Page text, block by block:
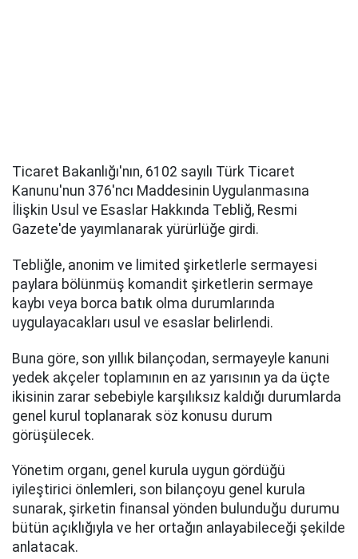
Ticaret Bakanlığı'nın, 6102 sayılı Türk Ticaret
Kanunu'nun 376'ncı Maddesinin Uygulanmasına
İlişkin Usul ve Esaslar Hakkında Tebliğ, Resmi
Gazete'de yayımlanarak yürürlüğe girdi.
Tebliğle, anonim ve limited şirketlerle sermayesi
paylara bölünmüş komandit şirketlerin sermaye
kaybı veya borca batık olma durumlarında
uygulayacakları usul ve esaslar belirlendi.
Buna göre, son yıllık bilançodan, sermayeyle kanuni
yedek akçeler toplamının en az yarısının ya da üçte
ikisinin zarar sebebiyle karşılıksız kaldığı durumlarda
genel kurul toplanarak söz konusu durum
görüşülecek.
Yönetim organı, genel kurula uygun gördüğü
iyileştirici önlemleri, son bilançoyu genel kurula
sunarak, şirketin finansal yönden bulunduğu durumu
bütün açıklığıyla ve her ortağın anlayabileceği şekilde
anlatacak.